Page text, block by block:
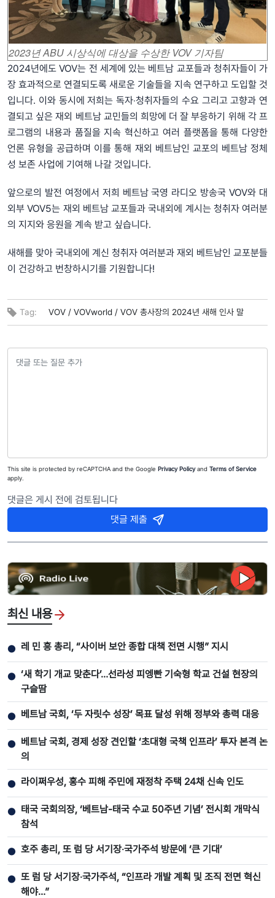
2023년 ABU 시상식에 대상을 수상한 VOV 기자팀
2024년에도 VOV는 전 세계에 있는 베트남 교포들과 청취자들이 가
장 효과적으로 연결되도록 새로운 기술들을 지속 연구하고 도입할 것
입니다. 이와 동시에 저희는 독자‧청취자들의 수요 그리고 고향과 연
결되고 싶은 재외 베트남 교민들의 희망에 더 잘 부응하기 위해 각 프
로그램의 내용과 품질을 지속 혁신하고 여러 플랫폼을 통해 다양한
언론 유형을 공급하며 이를 통해 재외 베트남인 교포의 베트남 정체
성 보존 사업에 기여해 나갈 것입니다.
앞으로의 발전 여정에서 저희 베트남 국영 라디오 방송국 VOV와 대
외부 VOV5는 재외 베트남 교포들과 국내외에 계시는 청취자 여러분
의 지지와 응원을 계속 받고 싶습니다.
새해를 맞아 국내외에 계신 청취자 여러분과 재외 베트남인 교포분들
이 건강하고 번창하시기를 기원합니다!
Tag: VOV / VOVworld / VOV 총사장의 2024년 새해 인사 말
This site is protected by reCAPTCHA and the Google Privacy Policyand Terms of Service
apply.
댓글은 게시 전에 검토됩니다
댓글 제출
최신 내용
● 레 민 흥 총리, “사이버 보안 종합 대책 전면 시행” 지시
● ‘새 학기 개교 맞춘다’…선라성 피엥빤 기숙형 학교 건설 현장의
구슬땀
● 베트남 국회, ‘두 자릿수 성장’ 목표 달성 위해 정부와 총력 대응
● 베트남 국회, 경제 성장 견인할 ‘초대형 국책 인프라’ 투자 본격 논
의
● 라이쩌우성, 홍수 피해 주민에 재정착 주택 24채 신속 인도
● 태국 국회의장, ‘베트남-태국 수교 50주년 기념’ 전시회 개막식
참석
● 호주 총리, 또 럼 당 서기장‧국가주석 방문에 ‘큰 기대’
● 또 럼 당 서기장‧국가주석, “인프라 개발 계획 및 조직 전면 혁신
해야…”